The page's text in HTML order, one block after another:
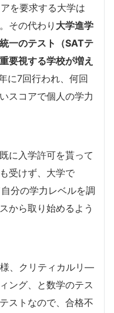
を要求する大学は
その代わり 大学進学
一のテスト（SATテ
要視する学校が増え
に7回行われ、何回
スコアで個人の学力
に入学許可を貰って
受けず、大学で
分の学力レベルを調
から取り始めるよう
、クリティカルリ—
ング、と数学のテス
ストなので、合格不